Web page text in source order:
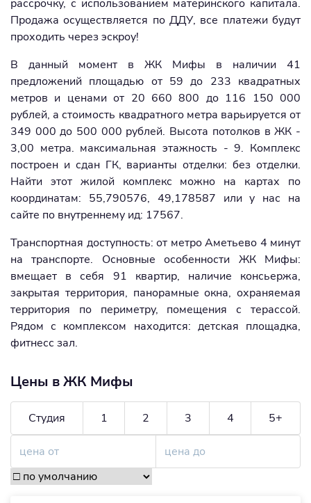
рассрочку, с использованием материнского капитала.
Продажа осуществляется по ДДУ, все платежи будут
проходить через эскроу!
В данный момент в ЖК Мифы в наличии 41
предложений площадью от 59 до 233 квадратных
метров и ценами от 20 660 800 до 116 150 000
рублей, а стоимость квадратного метра варьируется от
349 000 до 500 000 рублей. Высота потолков в ЖК -
3,00 метра. максимальная этажность - 9. Комплекс
построен и сдан ГК, варианты отделки: без отделки.
Найти этот жилой комплекс можно на картах по
координатам: 55,790576, 49,178587 или у нас на
сайте по внутреннему ид: 17567.
Транспортная доступность: от метро Аметьево 4 минут
на транспорте. Основные особенности ЖК Мифы:
вмещает в себя 91 квартир, наличие консьержа,
закрытая территория, панорамные окна, охраняемая
территория по периметру, помещения с терассой.
Рядом с комплексом находится: детская площадка,
фитнесс зал.
Цены в ЖК Мифы
Студия 1 2 3 4 5+